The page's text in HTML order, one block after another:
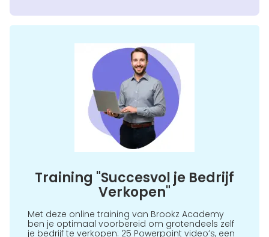
Training "Succesvol je Bedrijf
Verkopen"
Met deze online training van Brookz Academy
ben je optimaal voorbereid om grotendeels zelf
je bedrijf te verkopen: 25 Powerpoint video’s, een